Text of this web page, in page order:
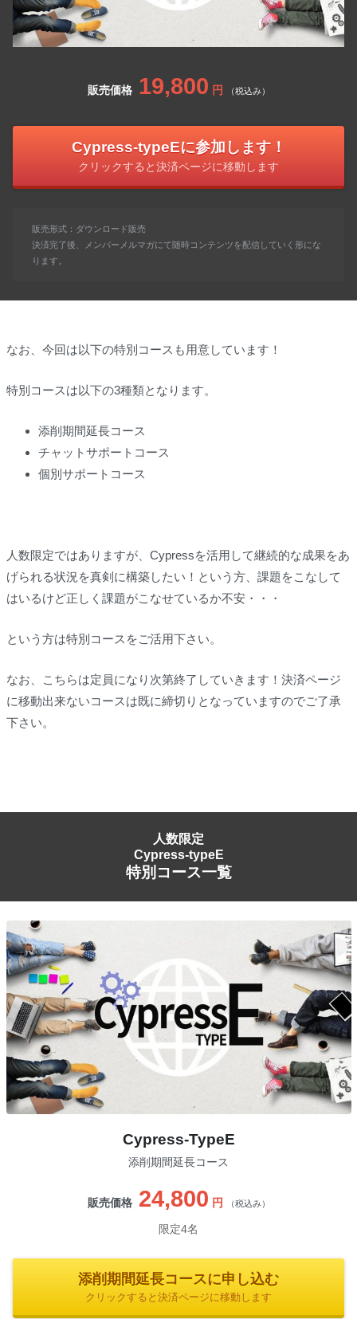
販売価格 19,800 円 （税込み）
Cypress-typeEに参加します！
クリックすると決済ページに移動します
販売形式：ダウンロード販売
決済完了後、メンバーメルマガにて随時コンテンツを配信していく形にな
ります。
なお、今回は以下の特別コースも用意しています！
特別コースは以下の3種類となります。
添削期間延長コース
チャットサポートコース
個別サポートコース
人数限定ではありますが、Cypressを活用して継続的な成果をあ
げられる状況を真剣に構築したい！という方、課題をこなして
はいるけど正しく課題がこなせているか不安・・・
という方は特別コースをご活用下さい。
なお、こちらは定員になり次第終了していきます！決済ページ
に移動出来ないコースは既に締切りとなっていますのでご了承
下さい。
人数限定
Cypress-typeE
特別コース一覧
Cypress-TypeE
添削期間延長コース
販売価格 24,800 円 （税込み）
限定4名
添削期間延長コースに申し込む
クリックすると決済ページに移動します